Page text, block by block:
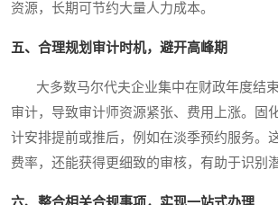
资源，长期可节约大量人力成本。
五、合理规划审计时机，避开高峰期
大多数马尔代夫企业集中在财政年度结
审计，导致审计师资源紧张、费用上涨。固
计安排提前或推后，例如在淡季预约服务。
费率，还能获得更细致的审核，有助于识别